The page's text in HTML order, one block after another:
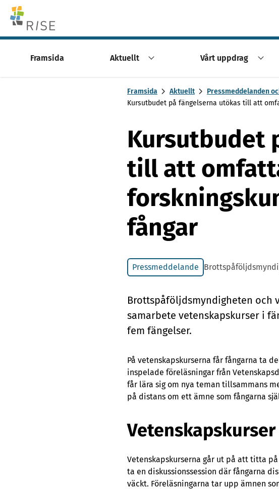
Skip to content -saavutettavuusohje
Framsida Aktuellt Vårt uppdrag
Framsida Aktuellt
Pressmeddelanden
Kursutbudet på fängelserna utökas till att
Kursutbudet
till att
fångar
Pressmeddelande
Brottspå­följds­myn­dig­he­ten och
sam­ar­be­te ve­ten­skaps­kur­ser i
fem fäng­el­ser.
På vetenskapskurserna får fångarna ta
inspelade föreläsningar från
får lära sig om nya teman tillsammans
på distans om ett ämne som fångarna
Vetenskapskurserna går ut på att titta
ta en diskussionssession där fångarna
väckt. Föreläsningarna tar upp ämnen